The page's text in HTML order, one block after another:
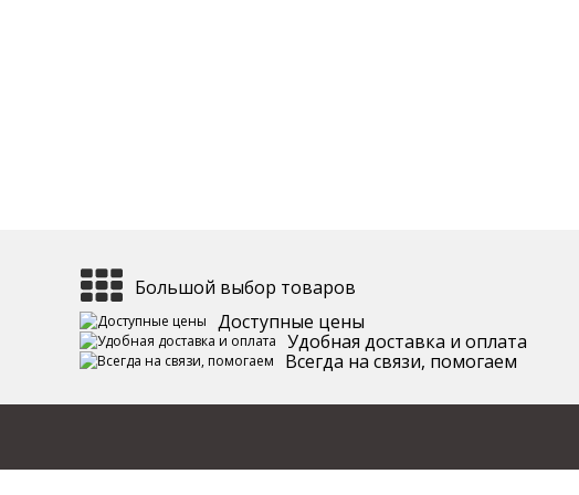
Большой выбор товаров
Доступные цены
Удобная доставка и оплата
Всегда на связи, помогаем